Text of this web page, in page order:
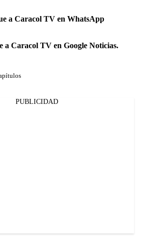
a Caracol TV en WhatsApp
a Caracol TV en Google Noticias.
PUBLICIDAD